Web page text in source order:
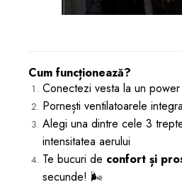
Cum funcționează?
Conectezi vesta la un
Pornești ventilatoarele
Alegi una dintre cele 3
intensitatea aerului
Te bucuri de confort și
secunde! 🌬️